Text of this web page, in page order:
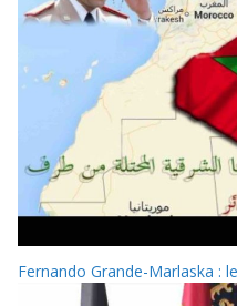
Fernando Grande-Marlaska :